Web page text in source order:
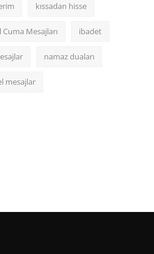
kıssadan hisse
Cuma Mesajları ibadet
namaz duaları
mesajlar